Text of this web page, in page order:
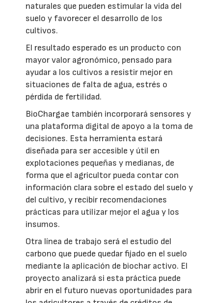
naturales que pueden estimular la vida del
suelo y favorecer el desarrollo de los
cultivos.
El resultado esperado es un producto con
mayor valor agronómico, pensado para
ayudar a los cultivos a resistir mejor en
situaciones de falta de agua, estrés o
pérdida de fertilidad.
BioChargae también incorporará sensores y
una plataforma digital de apoyo a la toma de
decisiones. Esta herramienta estará
diseñada para ser accesible y útil en
explotaciones pequeñas y medianas, de
forma que el agricultor pueda contar con
información clara sobre el estado del suelo y
del cultivo, y recibir recomendaciones
prácticas para utilizar mejor el agua y los
insumos.
Otra línea de trabajo será el estudio del
carbono que puede quedar fijado en el suelo
mediante la aplicación de biochar activo. El
proyecto analizará si esta práctica puede
abrir en el futuro nuevas oportunidades para